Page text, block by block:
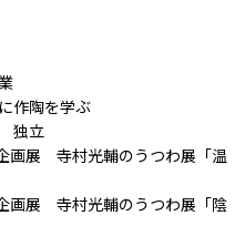
を学ぶ
独立
画展 寺村光輔のうつわ展「温
画展 寺村光輔のうつわ展「陰